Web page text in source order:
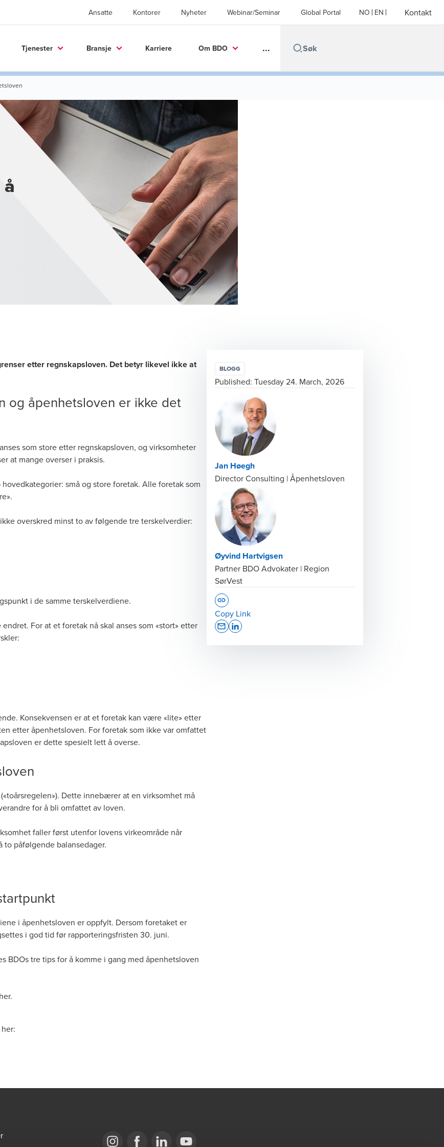
Ansatte Kontorer Nyheter Webinar/Seminar Global Portal NO EN Kontakt
Tjenester Bransje Karriere Om BDO ...
etter regnskapsloven. Det betyr likevel ikke at
og åpenhetsloven er ikke det
som store etter regnskapsloven, og virksomheter
at mange overser i praksis.
små og store foretak. Alle foretak som
overskred minst to av følgende tre terskelverdier:
i de samme terskelverdiene.
For at et foretak nå skal anses som «stort» etter
Konsekvensen er at et foretak kan være «lite» etter
etter åpenhetsloven. For foretak som ikke var omfattet
er dette spesielt lett å overse.
Dette innebærer at en virksomhet må
for å bli omfattet av loven.
faller først utenfor lovens virkeområde når
påfølgende balansedager.
i åpenhetsloven er oppfylt. Dersom foretaket er
i god tid før rapporteringsfristen 30. juni.
BDOstre tips for å komme i gang med åpenhetsloven
BLOGG
Published: Tuesday 24. March, 2026
Jan Høegh
Director Consulting | Åpenhetsloven
Øyvind Hartvigsen
Partner BDO Advokater | Region
SørVest
Copy Link